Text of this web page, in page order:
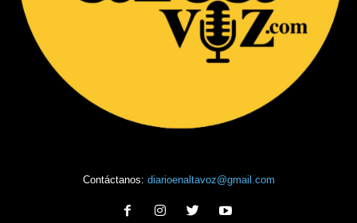
Contáctanos: diarioenaltavoz@gmail.com